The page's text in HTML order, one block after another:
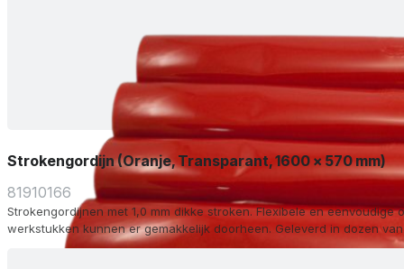
Strokengordijn (Oranje, Transparant, 1600 x 570 mm)
81910166
Strokengordijnen met 1,0 mm dikke stroken. Flexibele en eenvoudige
werkstukken kunnen er gemakkelijk doorheen. Geleverd in dozen